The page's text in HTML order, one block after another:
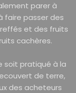
parer à
faire passer des
et des fruits
cachères.
soit pratiqué à la
de terre,
des acheteurs